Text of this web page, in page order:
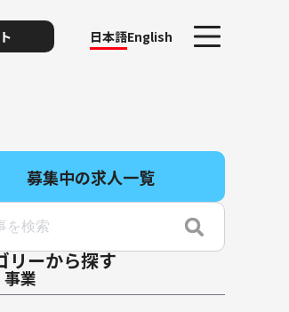
日本語English
募集中の求人一覧
リーから探す
業